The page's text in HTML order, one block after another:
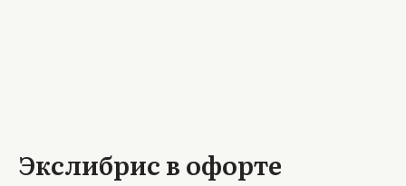
Экслибрис в офорте